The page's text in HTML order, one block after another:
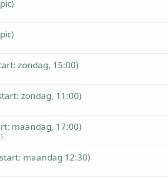
zondag, 15:00)
zondag, 11:00)
maandag, 17:00)
5
maandag 12:30)